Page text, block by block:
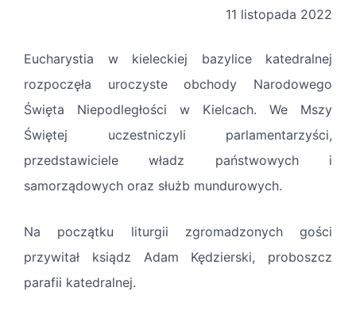
11 listopada 2022
Eucharystia w kieleckiej bazylice katedralnej
rozpoczęła uroczyste obchody Narodowego
Święta Niepodległości w Kielcach. We Mszy
Świętej uczestniczyli parlamentarzyści,
przedstawiciele władz państwowych i
samorządowych oraz służb mundurowych.
Na początku liturgii zgromadzonych gości
przywitał ksiądz Adam Kędzierski, proboszcz
parafii katedralnej.